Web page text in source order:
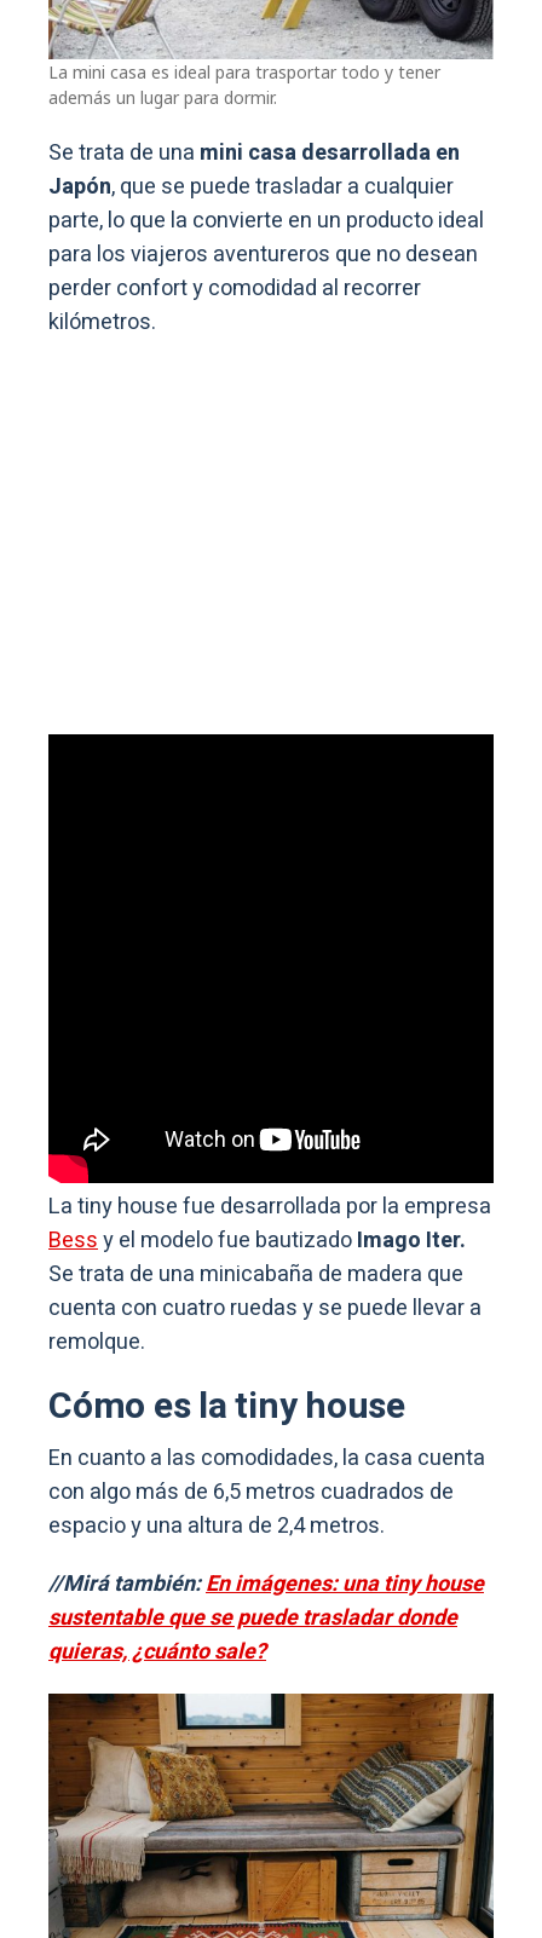
La mini casa es ideal para trasportar todo y tener
además un lugar para dormir.
Se trata de una mini casa desarrollada en
Japón, que se puede trasladar a cualquier
parte, lo que la convierte en un producto ideal
para los viajeros aventureros que no desean
perder confort y comodidad al recorrer
kilómetros.
La tiny house fue desarrollada por la empresa
Bessy el modelo fue bautizadoImago Iter.
Se trata de una minicabaña de madera que
cuenta con cuatro ruedas y se puede llevar a
remolque.
Cómo es la tiny house
En cuanto a las comodidades, la casa cuenta
con algo más de 6,5 metros cuadrados de
espacio y una altura de 2,4 metros.
//Mirá también:En imágenes: una tiny house
sustentable que se puede trasladar donde
quieras, ¿cuánto sale?